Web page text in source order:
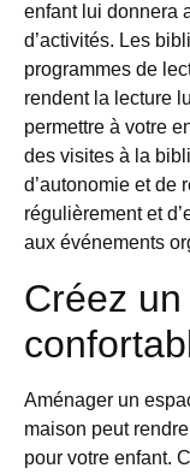
enfant lui donnera
d’activités. Les
programmes de
rendent la lecture
permettre à votre
des visites à la
d’autonomie et de
régulièrement et
aux événements
Créez
Aménager un
maison peut
pour votre enfant.